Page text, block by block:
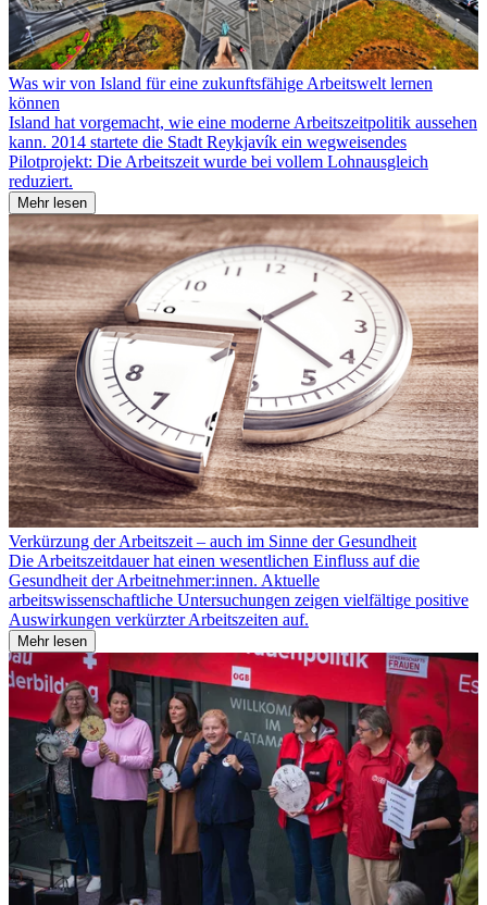
Was wir von Island für eine zukunftsfähige Arbeitswelt lernen
können
Island hat vorgemacht, wie eine moderne Arbeitszeitpolitik aussehen
kann. 2014 startete die Stadt Reykjavík ein wegweisendes
Pilotprojekt: Die Arbeitszeit wurde bei vollem Lohnausgleich
reduziert.
Mehr lesen
Verkürzung der Arbeitszeit – auch im Sinne der Gesundheit
Die Arbeitszeitdauer hat einen wesentlichen Einfluss auf die
Gesundheit der Arbeitnehmer:innen. Aktuelle
arbeitswissenschaftliche Untersuchungen zeigen vielfältige positive
Auswirkungen verkürzter Arbeitszeiten auf.
Mehr lesen